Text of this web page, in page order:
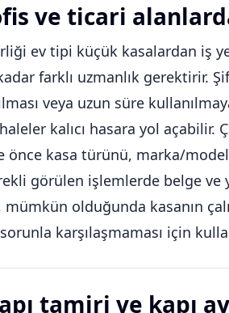
ve ticari
ev tipi küçük kasalardan iş
farklı uzmanlık gerektirir.
veya uzun süre
kalıcı hasara yol
önce kasa türünü, marka/
görülen işlemlerde belge ve
mümkün olduğunda kasanın
karşılaşmaması için
tamiri ve kapı